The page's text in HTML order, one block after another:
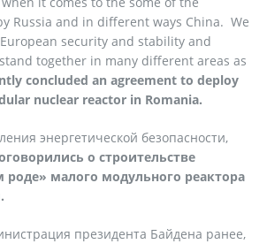
Russia and in different ways China. We
security and stability and
together in many different areas as
concluded an agreement to deploy
nuclear reactor in Romania.
энергетической безопасности,
о строительстве
роде» малого модульного реактора
президента Байдена ранее,